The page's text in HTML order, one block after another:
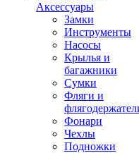
Аксессуары
Замки
Инструменты
Насосы
Крылья и
багажники
Сумки
Фляги и
Фонари
Чехлы
Подножки